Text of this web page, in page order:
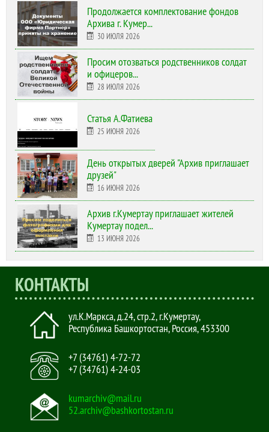
Продолжается комплектование фондов
Архива г. Кумер...
30 ИЮЛЯ 2026
Просим отозваться родственников солдат
и офицеров...
28 ИЮЛЯ 2026
Статья А.Фатиева
25 ИЮНЯ 2026
День открытых дверей "Архив приглашает
друзей"
16 ИЮНЯ 2026
Архив г.Кумертау приглашает жителей
Кумертау подел...
13 ИЮНЯ 2026
КОНТАКТЫ
ул.К.Маркса, д.24, стр.2,г.Кумертау,
Республика Башкортостан, Россия,453300
+7 (34761) 4-72-72
+7 (34761) 4-24-03
kumarchiv@mail.ru
52.archiv@bashkortostan.ru